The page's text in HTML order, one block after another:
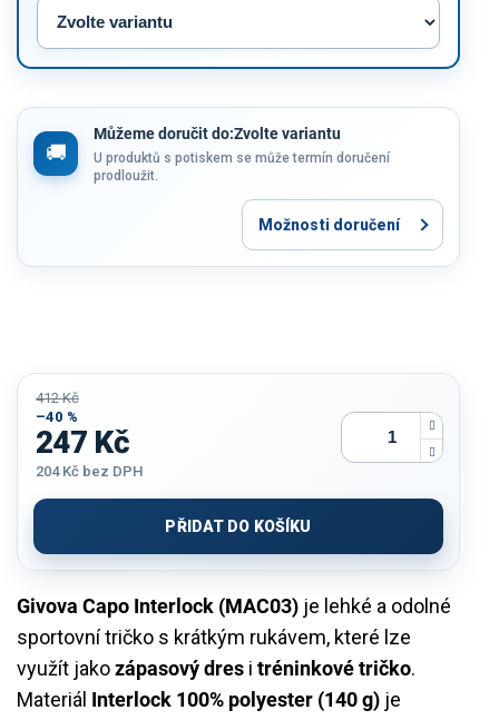
Můžeme doručit do:Zvolte variantu
U produktů s potiskem se může termín doručení
prodloužit.
Možnosti doručení
Givova Capo Interlock (MAC03) je lehké a odolné
sportovní tričko s krátkým rukávem, které lze
využít jakozápasový dres i tréninkové tričko.
Materiál Interlock 100% polyester (140 g) je
412 Kč
–40 %
247 Kč
204 Kč bez DPH
cena:
PŘIDAT DO KOŠÍKU